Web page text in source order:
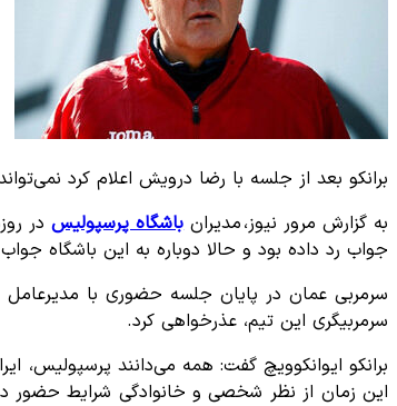
برانکو بعد از جلسه با رضا درویش اعلام کرد
به گزارش مرور نیوز، مدیرانباشگاه پرسپولیسدر
جواب رد داده بود و حالا دوباره به این باشگاه
سرمربی عمان در پایان جلسه حضوری با
سرمربیگری این تیم، عذرخواهی کرد.
برانکو ایوانکوویچ گفت: همه می‌دانند
این زمان از نظر شخصی و خانوادگی شرایط حضور در